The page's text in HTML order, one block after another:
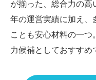
が揃った、総合力の高
年の運営実績に加え、
ことも安心材料の一
力候補としておすすめ